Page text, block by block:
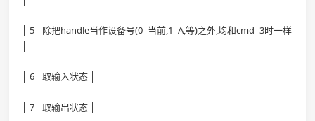
│ 5 │除把handle当作设备号(0=当前,1=A,等)之外,均和cmd=3时一样
│ 6 │取输入状态 │
│ 7 │取输出状态 │